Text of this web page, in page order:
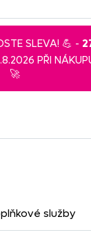
SLEVA! 💪 -
PŘI
🚀
služby